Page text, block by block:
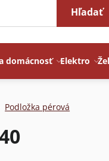
Hľadať
domácnosť Elektro
Podložka pérová